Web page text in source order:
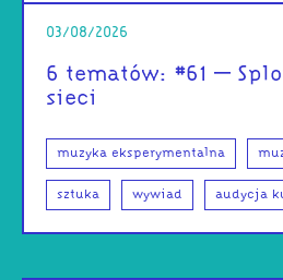
03/08/2026
6 tematów: #61 –
sieci
muzyka eksperymentalna
sztuka wywiad audycja